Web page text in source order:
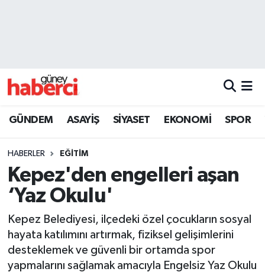
GÜNDEM ASAYİŞ SİYASET EKONOMİ SPOR
HABERLER EĞİTİM
Kepez'den engelleri aşan
‘Yaz Okulu'
Kepez Belediyesi, ilçedeki özel çocukların sosyal
hayata katılımını artırmak, fiziksel gelişimlerini
desteklemek ve güvenli bir ortamda spor
yapmalarını sağlamak amacıyla Engelsiz Yaz Okulu
Beyoğlu Trafik Yoğunluk Haritası
Son Dakika Haberleri
Haber Arşivi